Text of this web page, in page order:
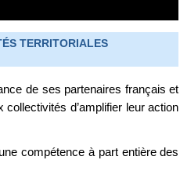
TERRITORIALES
de ses partenaires français et
d’amplifier leur action
compétence à part entière des